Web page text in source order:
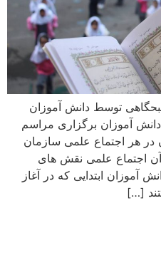
توسط دانش آموزان
آموزان برگزاری مراسم
هر اجتماع علمی سازمان
آن اجتماع علمی نقش های
آموزان ابتدایی که در آغاز
[…]